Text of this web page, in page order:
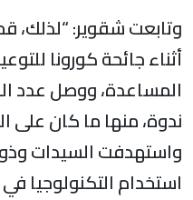
وتابعت شقوير: “لذلك،
أثناء جائحة كورونا
المساعدة، ووصل عدد
ندوة، منها ما كان على
واستهدفت السيدات
استخدام التكنولوجيا في